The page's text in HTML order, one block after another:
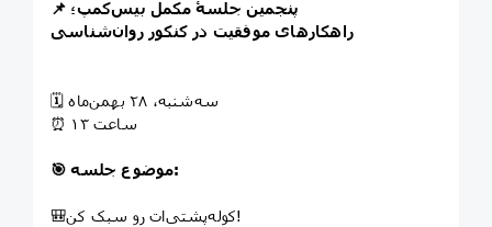
📌 پنجمین جلسۀ مکمل بیس‌کمپ؛
راهکارهای موفقیت در کنکور روان‌شناسی
🗓 سه‌شنبه، ۲۸ بهمن‌ماه
⏰ ساعت ۱۳
🎯 موضوع جلسه:
🎒کوله‌پشتی‌ات رو سبک کن!